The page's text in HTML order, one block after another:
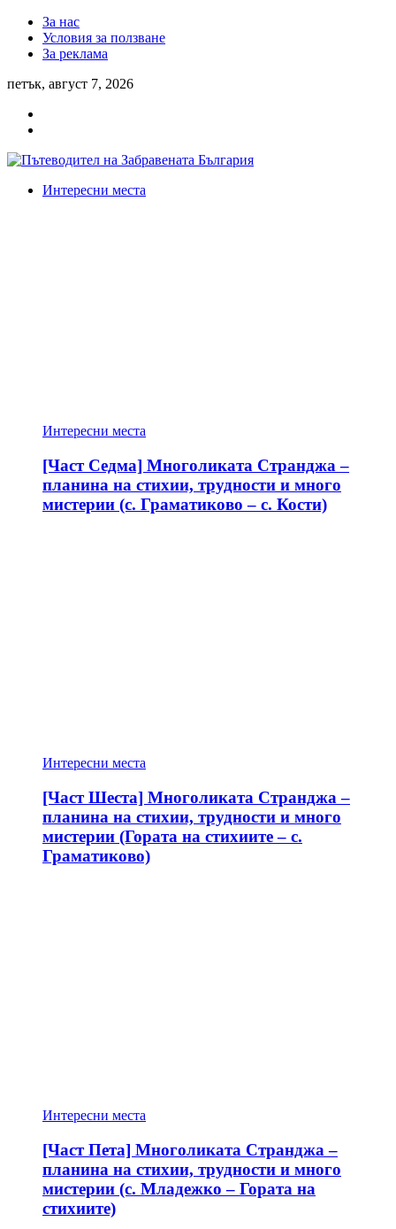
За нас
Условия за ползване
За реклама
петък, август 7, 2026
Интересни места
Интересни места
[Част Седма] Многоликата Странджа –
планина на стихии, трудности и много
мистерии (с. Граматиково – с. Кости)
Интересни места
[Част Шеста] Многоликата Странджа –
планина на стихии, трудности и много
мистерии (Гората на стихиите – с.
Граматиково)
Интересни места
[Част Пета] Многоликата Странджа –
планина на стихии, трудности и много
мистерии (с. Младежко – Гората на
стихиите)